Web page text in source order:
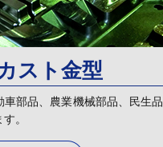
スト金型
車部品、農業機械部品、民生
。